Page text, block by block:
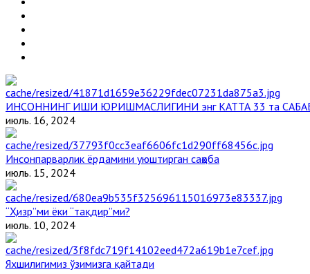
ИНСОННИНГ ИШИ ЮРИШМАСЛИГИНИ энг КАТТА 33 та
июль. 16, 2024
Инсонпарварлик ёрдамини уюштирган саҳоба
июль. 15, 2024
“Ҳизр”ми ёки “тақдир”ми?
июль. 10, 2024
Яхшилигимиз ўзимизга қайтади